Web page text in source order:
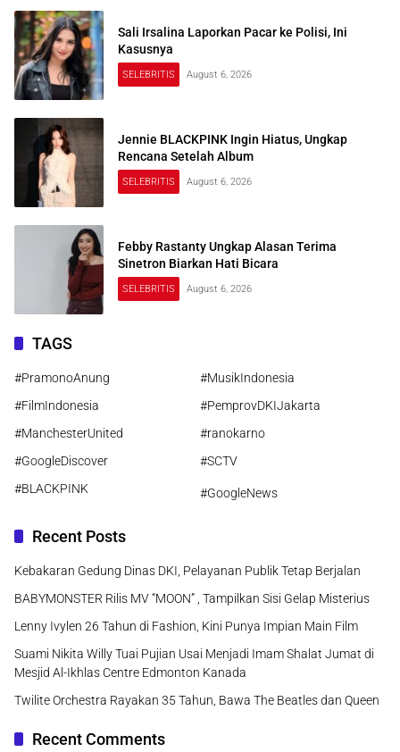
Sali Irsalina Laporkan Pacar ke Polisi, Ini
Kasusnya
SELEBRITIS August 6, 2026
Jennie BLACKPINK Ingin Hiatus, Ungkap
Rencana Setelah Album
SELEBRITIS August 6, 2026
Febby Rastanty Ungkap Alasan Terima
Sinetron Biarkan Hati Bicara
SELEBRITIS August 6, 2026
TAGS
#PramonoAnung
#MusikIndonesia
#FilmIndonesia
#PemprovDKIJakarta
#ManchesterUnited
#ranokarno
#GoogleDiscover
#SCTV
#BLACKPINK
#GoogleNews
Recent Posts
Kebakaran Gedung Dinas DKI, Pelayanan Publik Tetap Berjalan
BABYMONSTER Rilis MV “MOON” , Tampilkan Sisi Gelap Misterius
Lenny Ivylen 26 Tahun di Fashion, Kini Punya Impian Main Film
Suami Nikita Willy Tuai Pujian Usai Menjadi Imam Shalat Jumat di
Mesjid Al-Ikhlas Centre Edmonton Kanada
Twilite Orchestra Rayakan 35 Tahun, Bawa The Beatles dan Queen
Recent Comments